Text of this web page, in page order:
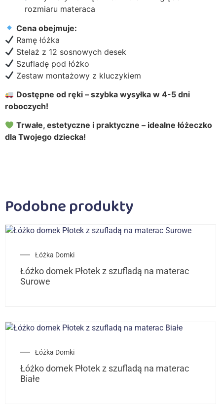
rozmiaru materaca
Cena obejmuje:
Ramę łóżka
Stelaż z 12 sosnowych desek
Szufladę pod łóżko
Zestaw montażowy z kluczykiem
Dostępne od ręki – szybka wysyłka w 4-5 dni
roboczych!
Trwałe, estetyczne i praktyczne – idealne łóżeczko
dla Twojego dziecka!
Podobne produkty
Łóżka Domki
Łóżko domek Płotek z szufladą na materac
Surowe
Łóżka Domki
Łóżko domek Płotek z szufladą na materac
Białe